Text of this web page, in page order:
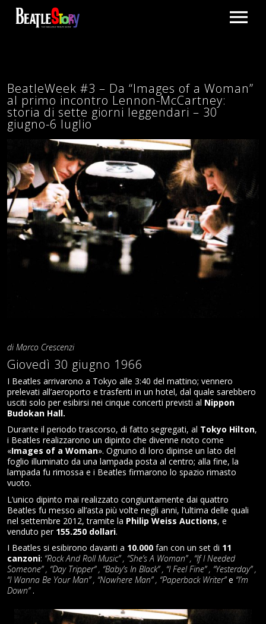
THE SHOW
TOUR
HOLLAND AND BELGIUM
ITALY
TRAILER
TRAILER
PROMO CLIP
SHOP
GALLERY
BLOG
CONTACT
BeatleWeek #3 – Da “Images of a Woman”
al primo incontro Lennon-McCartney:
storia di sette giorni leggendari – 30
giugno-6 luglio
di Marco Crescenzi
Giovedì 30 giugno 1966
I Beatles arrivarono a Tokyo alle 3:40 del mattino; vennero
prelevati all’aeroporto e trasferiti in un hotel, dal quale sarebbero
usciti solo per esibirsi nei cinque concerti previsti al Nippon
Budokan Hall.
Durante il periodo trascorso, di fatto segregati, al Tokyo Hilton,
i Beatles realizzarono un dipinto che divenne noto come
«Images of a Woman». Ognuno di loro dipinse un lato del
foglio illuminato da una lampada posta al centro; alla fine, la
lampada fu rimossa e i Beatles firmarono lo spazio rimasto
vuoto.
L’unico dipinto mai realizzato congiuntamente dai quattro
Beatles fu messo all’asta più volte negli anni, l’ultima delle quali
nel settembre 2012, tramite la Philip Weiss Auctions, e
venduto per 155.250 dollari.
I Beatles si esibirono davanti a 10.000 fan con un set di 11
canzoni: “Rock And Roll Music” , “She’s A Woman” , “If I Needed
Someone” , “Day Tripper” , “Baby’s In Black” , “I Feel Fine” , “Yesterday” ,
“I Wanna Be Your Man” , “Nowhere Man” , “Paperback Writer”e “I’m
Down”.